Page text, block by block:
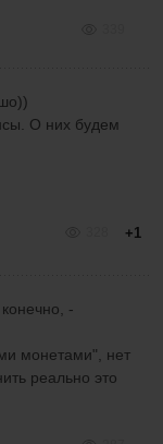
О них будем
+1
-
монетами", нет
реально это